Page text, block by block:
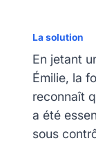
La solution
En jetant
Émilie, la
reconnaît
a été
sous